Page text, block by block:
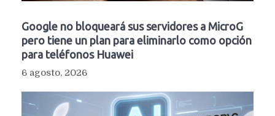
Google no bloqueará sus servidores a MicroG
pero tiene un plan para eliminarlo como opción
para teléfonos Huawei
6 agosto, 2026